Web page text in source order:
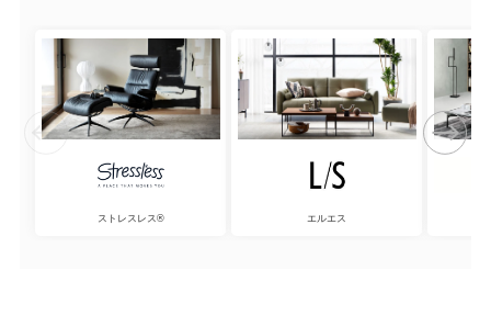
ストレスレス® エルエス